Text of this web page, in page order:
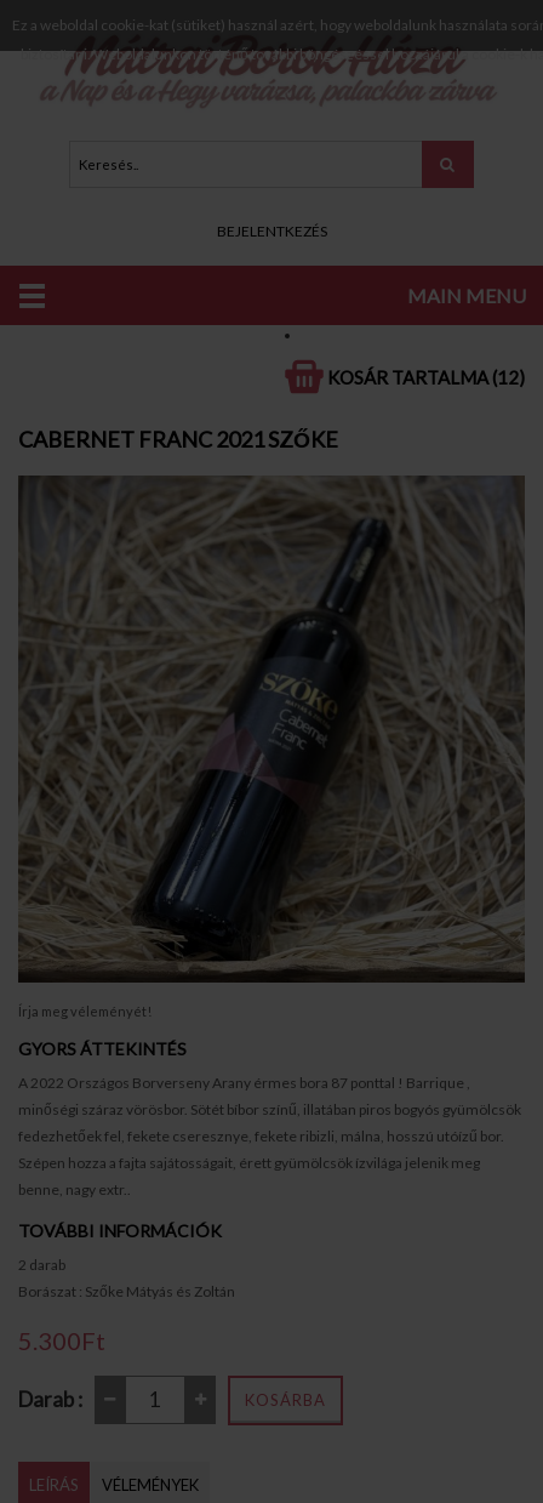
Ez a weboldal cookie-kat (sütiket) használ azért, hogy weboldalunk használata
biztosítani. Weboldalunkon történő további böngészéssel hozzájárul a cookie-k
BEJELENTKEZÉS
MAIN MENU
KOSÁR TARTALMA (12)
SZÁRAZ VÖRÖS BOROK
CABERNET FRANC 2021 SZŐKE
Írja meg véleményét!
GYORS ÁTTEKINTÉS
A 2022 Országos Borverseny Arany érmes bora 87 ponttal ! Barrique ,
minőségi száraz vörösbor. Sötét bíbor színű, illatában piros bogyós gyümölcsök
fedezhetőek fel, fekete cseresznye, fekete ribizli, málna, hosszú utóízű bor.
Szépen hozza a fajta sajátosságait, érett gyümölcsök ízvilága jelenik meg
benne, nagy extr..
TOVÁBBI INFORMÁCIÓK
2 darab
Borászat : Szőke Mátyás és Zoltán
5.300Ft
Darab : KOSÁRBA
LEÍRÁS VÉLEMÉNYEK